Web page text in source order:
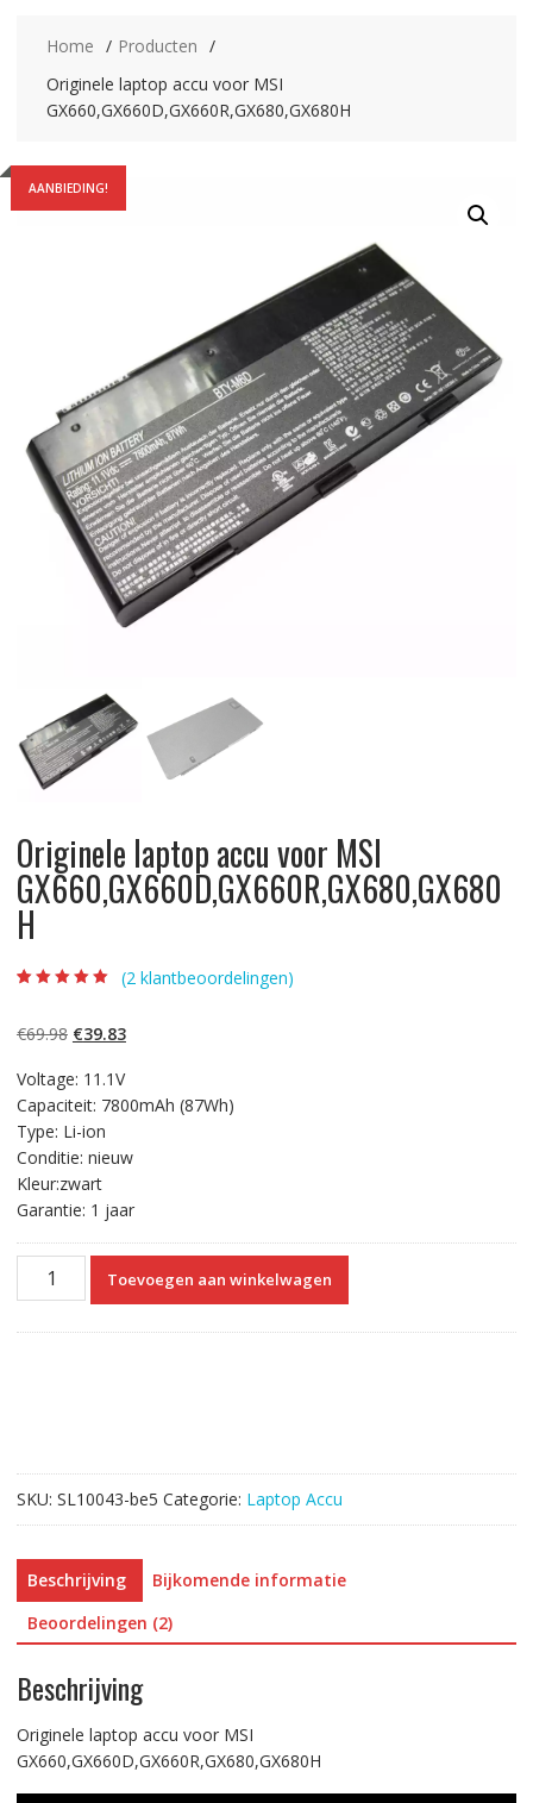
Home
Producten
Originele laptop accu voor MSI
GX660,GX660D,GX660R,GX680,GX680H
AANBIEDING!
Originele laptop accu voor MSI
GX660,GX660D,GX660R,GX680,GX680
H
gebaseerd op
klantbeoordelinge
(2 klantbeoordelingen)
€69.98 Oorspronkelijke
was:
€69.98.
€39.83Huidige
€39.83.
Voltage: 11.1V
Capaciteit: 7800mAh (87Wh)
Type: Li-ion
Conditie: nieuw
Kleur:zwart
Garantie: 1 jaar
Originele
Toevoegen aan winkelwagen
SKU: SL10043-be5 Categorie: Laptop Accu
Beschrijving
Bijkomende informatie
Beoordelingen (2)
Beschrijving
Originele laptop accu voor MSI
GX660,GX660D,GX660R,GX680,GX680H